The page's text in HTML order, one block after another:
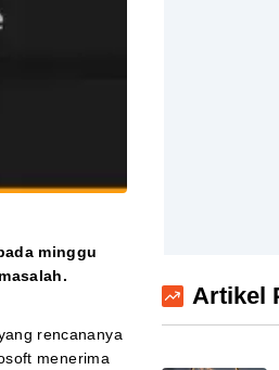
minggu
rencananya
menerima
Artikel